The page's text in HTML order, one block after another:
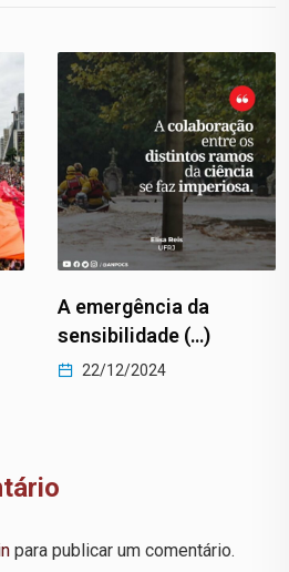
A emergência da
sensibilidade (…)
22/12/2024
para publicar um comentário.